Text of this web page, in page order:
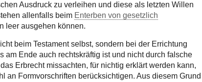
Ausdruck zu verleihen und diese als letzten Willen
allenfalls beim Enterben von gesetzlich
leer ausgehen können.
beim Testament selbst, sondern bei der Errichtung
am Ende auch rechtskräftig ist und nicht durch falsche
Erbrecht missachten, für nichtig erklärt werden kann,
an Formvorschriften berücksichtigen. Aus diesem Grund